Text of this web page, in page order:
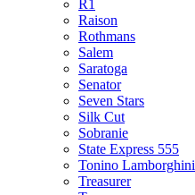
R1
Raison
Rothmans
Salem
Saratoga
Senator
Seven Stars
Silk Cut
Sobranie
State Express 555
Tonino Lamborghini
Treasurer